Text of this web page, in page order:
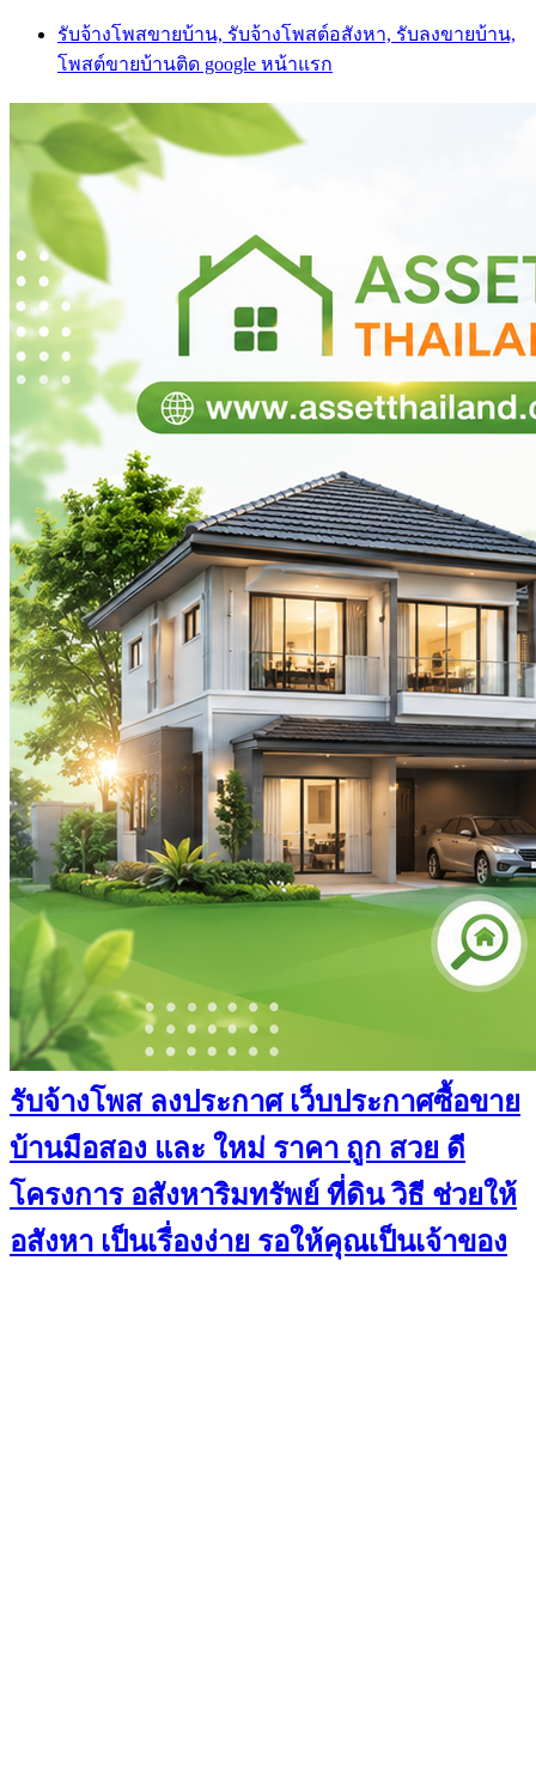
Skip
content
รับจ้างโพสขายบ้าน, รับจ้างโพสต์อสังหา, รับลงขายบ้าน,
โพสต์ขายบ้านติด google หน้าแรก
รับจ้างโพส ลงประกาศ เว็บประกาศซื้อขาย
บ้านมือสอง และ ใหม่ ราคา ถูก สวย ดี
โครงการ อสังหาริมทรัพย์ ที่ดิน วิธี ช่วยให้
อสังหา เป็นเรื่องง่าย รอให้คุณเป็นเจ้าของ